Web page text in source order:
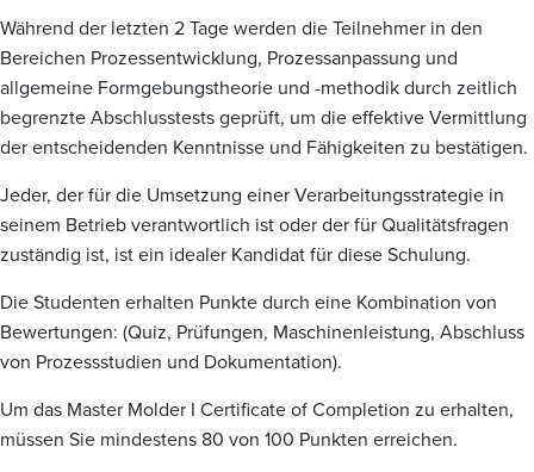
Während der letzten 2 Tage werden die Teilnehmer in den
Bereichen Prozessentwicklung, Prozessanpassung und
allgemeine Formgebungstheorie und -methodik durch zeitlich
begrenzte Abschlusstests geprüft, um die effektive Vermittlung
der entscheidenden Kenntnisse und Fähigkeiten zu bestätigen.
Jeder, der für die Umsetzung einer Verarbeitungsstrategie in
seinem Betrieb verantwortlich ist oder der für Qualitätsfragen
zuständig ist, ist ein idealer Kandidat für diese Schulung.
Die Studenten erhalten Punkte durch eine Kombination von
Bewertungen: (Quiz, Prüfungen, Maschinenleistung, Abschluss
von Prozessstudien und Dokumentation).
Um das Master Molder I Certificate of Completion zu erhalten,
müssen Sie mindestens 80 von 100 Punkten erreichen.